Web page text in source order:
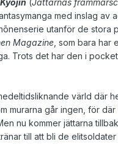
(Jättarnas
med inslag
utanför de stora
Magazine , som bara
Trots det har den i
värld där
murarna går ingen, för
nu kommer jättarna
till att bli de